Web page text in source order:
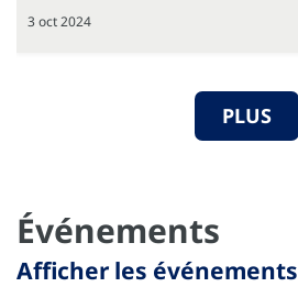
3 oct 2024
PLUS
Événements
Afficher les événements